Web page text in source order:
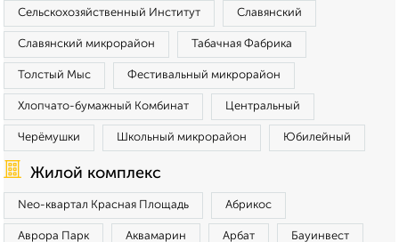
Сельскохозяйственный Институт Славянский
Славянский микрорайон Табачная Фабрика
Толстый Мыс Фестивальный микрорайон
Хлопчато-бумажный Комбинат Центральный
Черёмушки Школьный микрорайон Юбилейный
Жилой комплекс
Neo-квартал Красная Площадь Абрикос
Аврора Парк Аквамарин Арбат Бауинвест